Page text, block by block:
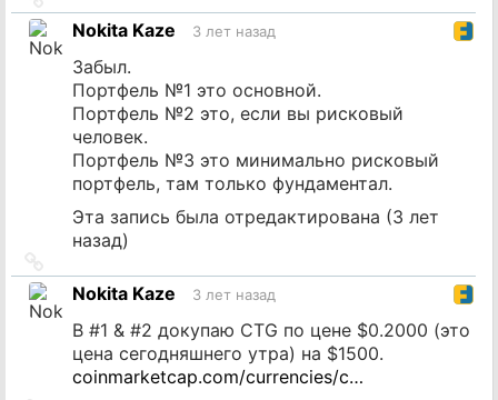
на
источник
Nokita Kaze 3 лет назад
Забыл.
Портфель №1 это основной.
Портфель №2 это, если вы рисковый
человек.
Портфель №3 это минимально рисковый
портфель, там только фундаментал.
Эта запись была отредактирована (3 лет
назад)
на
источник
Nokita Kaze 3 лет назад
В #1 & #2 докупаю CTG по цене $0.2000 (это
цена сегодняшнего утра) на $1500.
coinmarketcap.com/currencies/c…